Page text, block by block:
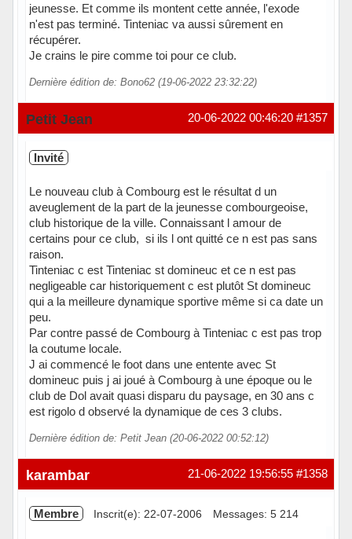
jeunesse. Et comme ils montent cette année, l'exode
n'est pas terminé. Tinteniac va aussi sûrement en
récupérer.
Je crains le pire comme toi pour ce club.
Dernière édition de: Bono62 (19-06-2022 23:32:22)
Hors ligne #1357
20-06-2022 00:46:20
Petit Jean
Invité
Le nouveau club à Combourg est le résultat d un
aveuglement de la part de la jeunesse combourgeoise,
club historique de la ville. Connaissant l amour de
certains pour ce club, si ils l ont quitté ce n est pas sans
raison.
Tinteniac c est Tinteniac st domineuc et ce n est pas
negligeable car historiquement c est plutôt St domineuc
qui a la meilleure dynamique sportive même si ca date un
peu.
Par contre passé de Combourg à Tinteniac c est pas trop
la coutume locale.
J ai commencé le foot dans une entente avec St
domineuc puis j ai joué à Combourg à une époque ou le
club de Dol avait quasi disparu du paysage, en 30 ans c
est rigolo d observé la dynamique de ces 3 clubs.
Dernière édition de: Petit Jean (20-06-2022 00:52:12)
#1358
21-06-2022 19:56:55
karambar
Membre Inscrit(e): 22-07-2006 Messages: 5 214